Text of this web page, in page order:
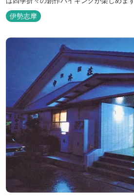
できるクルーズ船は毎日運行しており、
もできます。
伊勢志摩